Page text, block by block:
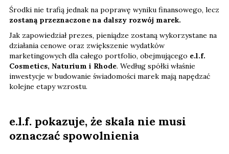
Środki nie trafią jednak na poprawę wyniku finansowego, lecz
zostaną przeznaczone na dalszy rozwój marek.
Jak zapowiedział prezes, pieniądze zostaną wykorzystane na
działania cenowe oraz zwiększenie wydatków
marketingowych dla całego portfolio, obejmującego e.l.f.
Cosmetics, Naturium i Rhode. Według spółki właśnie
inwestycje w budowanie świadomości marek mają napędzać
kolejne etapy wzrostu.
e.l.f. pokazuje, że skala nie musi
oznaczać spowolnienia